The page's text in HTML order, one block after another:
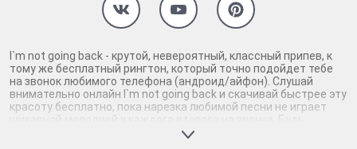
I`m not going back - крутой, невероятный, классный припев, к
тому же бесплатный рингтон, который точно подойдет тебе
на звонок любимого телефона (андроид/айфон). Слушай
внимательно онлайн I`m not going back и скачивай быстрее эту
красоту бесплатно, пока нарезка любимой песни не играет
шикарной мелодией у каждого второго на звонке. Будь
первым, кто скачает бесплатно сей шедевр музыки и оценит